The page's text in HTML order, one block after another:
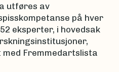
utføres av
på hver
eksperter, i hovedsak
Fremmedartslista